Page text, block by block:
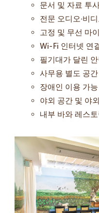
문서 및 자료 투
전문 오디오·비
고정 및 무선 마
Wi-Fi 인터넷 연
필기대가 달린
사무용 별도 공간
장애인 이용 가능
야외 공간 및 야
내부 바와 레스